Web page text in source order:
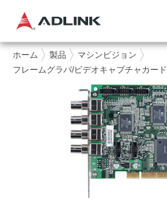
ホーム 製品
マシンビジョン
フレームグラバ/ビデオキャプチャカード